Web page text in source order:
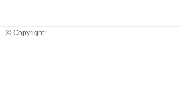
© Copyright: